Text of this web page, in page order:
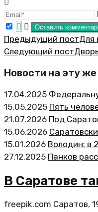
Предыдущий постДля
Следующий пост
Новости на эту
17.04.2025
15.05.2025 Пять
21.07.2026 Под
15.06.2026
15.01.2026 Володин: в
27.12.2025 Панков
В Саратове
freepik.com Саратов,